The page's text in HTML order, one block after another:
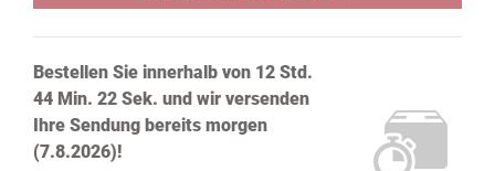
Bestellen Sie innerhalb von 12 Std.
44 Min. 21 Sek. und wir versenden
Ihre Sendung bereits morgen
(7.8.2026)!